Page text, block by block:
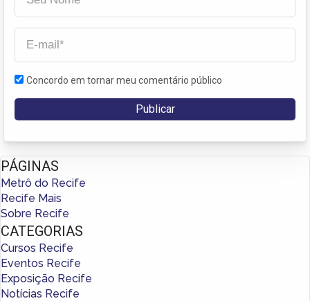
Concordo em tornar meu comentário público
PÁGINAS
Metrô do Recife
Recife Mais
Sobre Recife
CATEGORIAS
Cursos Recife
Eventos Recife
Exposição Recife
Notícias Recife